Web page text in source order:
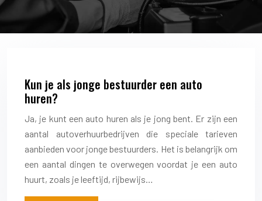
Kun je als jonge bestuurder een auto
huren?
Ja, je kunt een auto huren als je jong bent. Er zijn een
aantal autoverhuurbedrijven die speciale tarieven
aanbieden voor jonge bestuurders. Het is belangrijk om
een aantal dingen te overwegen voordat je een auto
huurt, zoals je leeftijd, rijbewijs…